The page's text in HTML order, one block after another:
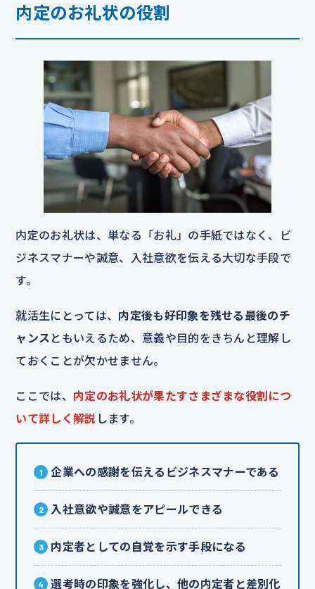
内定のお礼状の役割
内定のお礼状は、単なる「お礼」の手紙ではなく、ビ
ジネスマナーや誠意、入社意欲を伝える大切な手段で
す。
就活生にとっては、 内定後も好印象を残せる最後のチ
ャンス ともいえるため、意義や目的をきちんと理解し
ておくことが欠かせません。
ここでは、 内定のお礼状が果たすさまざまな役割につ
いて詳しく解説 します。
企業への感謝を伝えるビジネスマナーである
入社意欲や誠意をアピールできる
内定者としての自覚を示す手段になる
選考時の印象を強化し、他の内定者と差別化